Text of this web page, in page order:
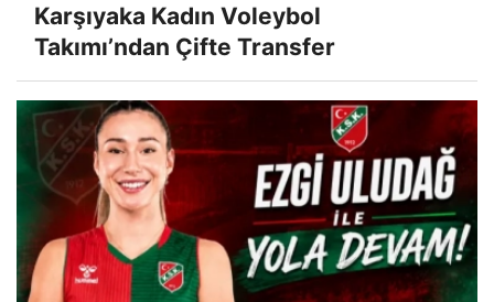
Karşıyaka Kadın Voleybol
Takımı’ndan Çifte Transfer